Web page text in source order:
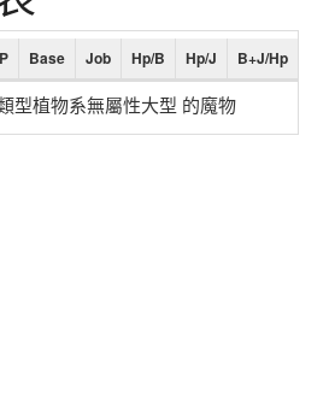
Base Job Hp/B Hp/J B+J/Hp
型植物系無屬性大型 的魔物